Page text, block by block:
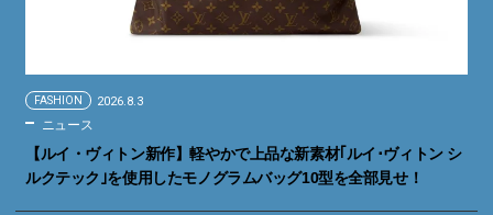
FASHION 2026.8.3
ニュース
【ルイ・ヴィトン新作】軽やかで上品な新素材｢ルイ･ヴィトン シ
ルクテック｣を使用したモノグラムバッグ10型を全部見せ！